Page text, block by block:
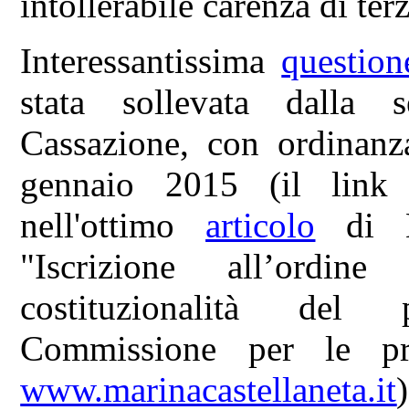
Interessantissima
stata sollevata dalla
Cassazione, con
gennaio 2015 (il link
nell'ottimo articolo di
"Iscrizione
costituzionalità del
Commissione per le
www.marinacastellaneta.it